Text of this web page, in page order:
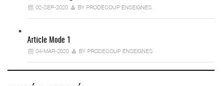
02-SEP-2020 BY PRODECOUP ENSEIGNES
Article Mode 1
04-MAR-2020 BY PRODECOUP ENSEIGNES